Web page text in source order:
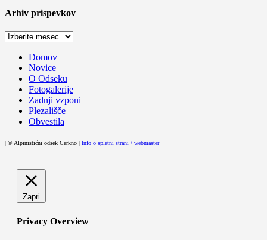
Arhiv prispevkov
Arhiv
Domov
Novice
O Odseku
Fotogalerije
Zadnji vzponi
Plezališče
Obvestila
| © Alpinistični odsek Cerkno | Info o spletni strani / webmaster
Zapri
Privacy Overview